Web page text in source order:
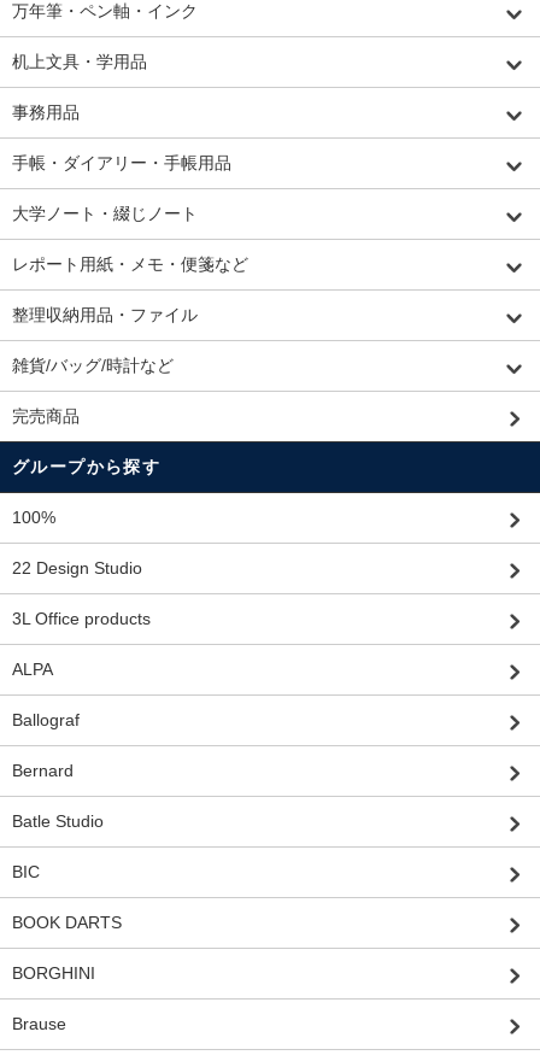
万年筆・ペン軸・インク
机上文具・学用品
事務用品
手帳・ダイアリー・手帳用品
大学ノート・綴じノート
レポート用紙・メモ・便箋など
整理収納用品・ファイル
雑貨/バッグ/時計など
完売商品
グループから探す
100%
22 Design Studio
3L Office products
ALPA
Ballograf
Bernard
Batle Studio
BIC
BOOK DARTS
BORGHINI
Brause